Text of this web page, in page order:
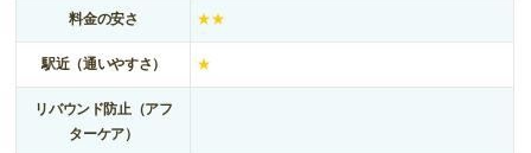
料金の安さ ★★
駅近（通いやすさ） ★
リバウンド防止（アフ
ターケア）